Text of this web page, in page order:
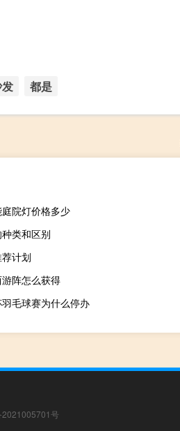
都是
院灯价格多少
类和区别
计划
阵怎么获得
毛球赛为什么停办
2021005701号